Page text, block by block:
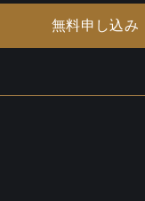
無料申し込み